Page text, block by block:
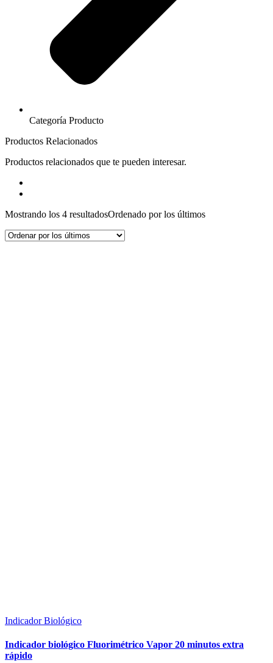
Categoría Producto
Productos Relacionados
Productos relacionados que te pueden interesar.
Mostrando los 4 resultadosOrdenado por los últimos
Indicador Biológico
Indicador biológico Fluorimétrico Vapor 20 minutos extra
rápido